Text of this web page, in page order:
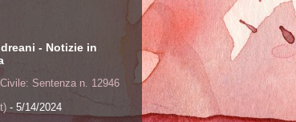
- Notizie in
Sentenza n. 12946
- 5/14/2024